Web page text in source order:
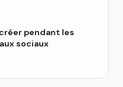
pendant les
sociaux